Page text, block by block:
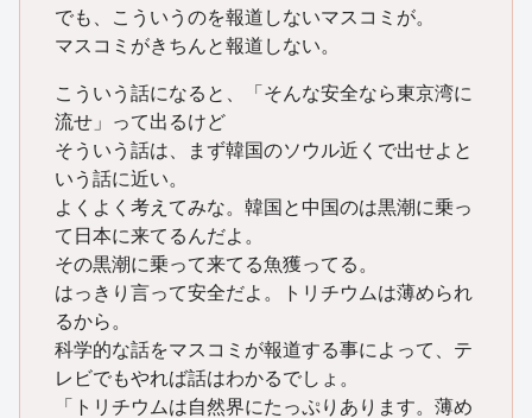
でも、こういうのを報道しないマスコミが。
マスコミがきちんと報道しない。
こういう話になると、「そんな安全なら東京湾に
流せ」って出るけど
そういう話は、まず韓国のソウル近くで出せよと
いう話に近い。
よくよく考えてみな。韓国と中国のは黒潮に乗っ
て日本に来てるんだよ。
その黒潮に乗って来てる魚獲ってる。
はっきり言って安全だよ。トリチウムは薄められ
るから。
科学的な話をマスコミが報道する事によって、テ
レビでもやれば話はわかるでしょ。
「トリチウムは自然界にたっぷりあります。薄め